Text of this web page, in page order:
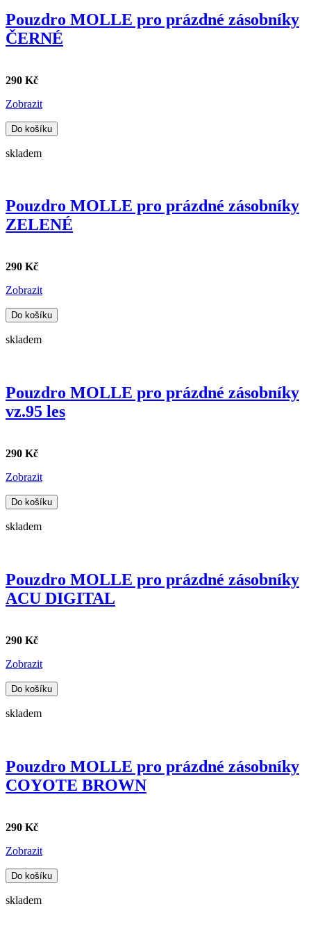
Pouzdro MOLLE pro prázdné zásobníky
ČERNÉ
290 Kč
Zobrazit
Do košíku
skladem
Pouzdro MOLLE pro prázdné zásobníky
ZELENÉ
290 Kč
Zobrazit
Do košíku
skladem
Pouzdro MOLLE pro prázdné zásobníky
vz.95 les
290 Kč
Zobrazit
Do košíku
skladem
Pouzdro MOLLE pro prázdné zásobníky
ACU DIGITAL
290 Kč
Zobrazit
Do košíku
skladem
Pouzdro MOLLE pro prázdné zásobníky
COYOTE BROWN
290 Kč
Zobrazit
Do košíku
skladem